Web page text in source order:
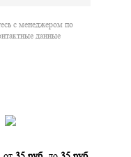
с менеджером по
данные